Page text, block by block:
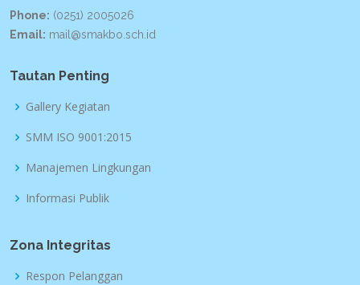
Phone: (0251) 2005026
Email: mail@smakbo.sch.id
Tautan Penting
Gallery Kegiatan
SMM ISO 9001:2015
Manajemen Lingkungan
Informasi Publik
Zona Integritas
Respon Pelanggan